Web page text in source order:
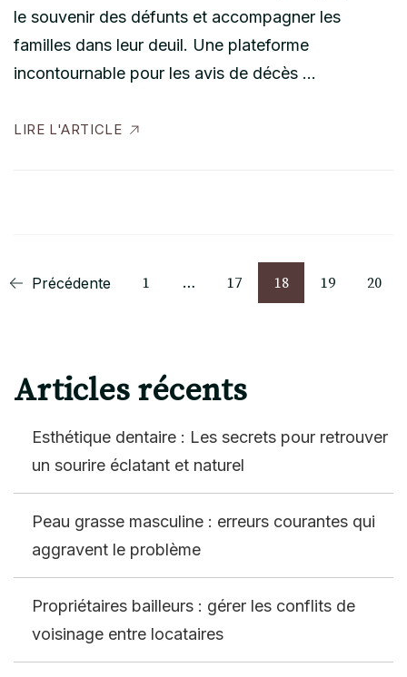
le souvenir des défunts et accompagner les
familles dans leur deuil. Une plateforme
incontournable pour les avis de décès …
LIRE L'ARTICLE
Pagination
publications
Précédente Page
1 … Page
17 Page
18 Page
19 Page
20
Articles récents
Esthétique dentaire : Les secrets pour retrouver
un sourire éclatant et naturel
Peau grasse masculine : erreurs courantes qui
aggravent le problème
Propriétaires bailleurs : gérer les conflits de
voisinage entre locataires